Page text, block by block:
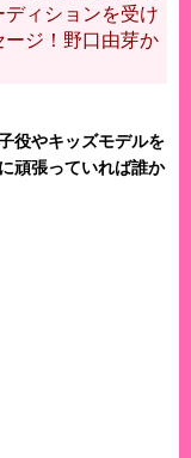
ィションを受け
ージ！野口由芽か
役やキッズモデルを
頑張っていれば誰か